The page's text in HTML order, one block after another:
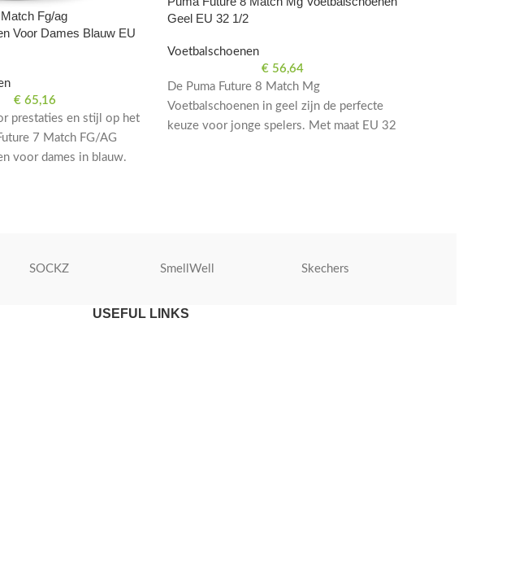
Fg/ag
Voor Dames Blauw EU
€65,16
prestaties en stijl op het
7 Match FG/AG
voor dames in blauw.
Geel EU 32 1/2
Voetbalschoenen
€ 56,64
De Puma Future 8 Match Mg
Voetbalschoenen in geel zijn de perfecte
keuze voor jonge spelers. Met maat EU 32
SOCKZ SmellWell Skechers
USEFUL LINKS